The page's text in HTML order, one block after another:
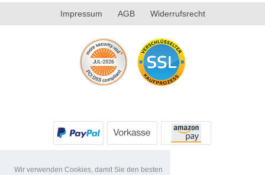
Wir verwenden Cookies, damit Sie den besten
Impressum AGB Widerrufsrecht